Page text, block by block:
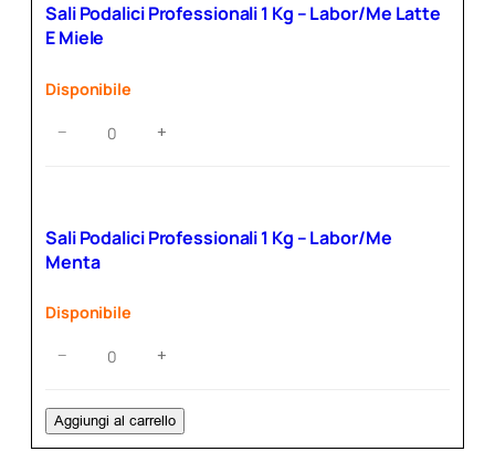
–
Labor/Li
quantità
Podalici
–
Labor/Me
E
quantità
− +
Sali Podalici Professionali 1 Kg – Labor/Me Latte
E Miele
Disponibile
Kg
− +
Sali Podalici Professionali 1 Kg – Labor/Me
Menta
Disponibile
Aggiungi al carrello